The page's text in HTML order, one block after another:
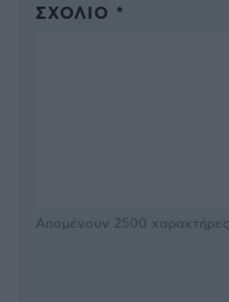
ΣΧΌΛΙΟ *
Απομένουν 2500 χαρακτήρες